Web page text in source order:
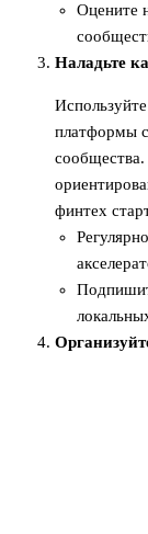
Оцените
Наладьте
платформы
финтех